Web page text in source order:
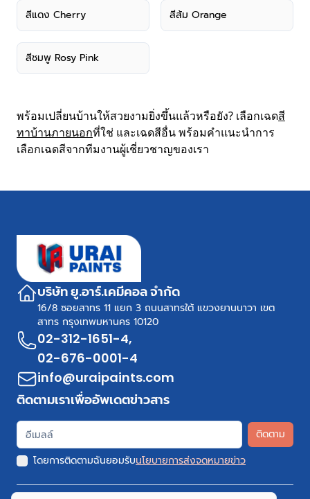
สีแดง Cherry สีส้ม Orange
สีชมพู Rosy Pink
พร้อมเปลี่ยนบ้านให้สวยงามยิ่งขึ้นแล้วหรือยัง? เลือกเฉดสี
ทาบ้านภายนอกที่ใช่ และเฉดสีอื่น พร้อมคำแนะนำการ
เลือกเฉดสีจากทีมงานผู้เชี่ยวชาญของเรา
บริษัท ยู.อาร์.เคมีคอล จำกัด
16/8 ซอยสาทร 11 แยก 3 ถนนสาทรใต้ แขวงยานนาวา เขต
สาทร กรุงเทพมหานคร 10120
02-312-1651-4,
02-676-0001-4
info@uraipaints.com
ติดตามเราเพื่ออัพเดตข่าวสาร
ติดตาม
โดยการติดตามฉันยอมรับนโยบายการส่งจดหมายข่าว